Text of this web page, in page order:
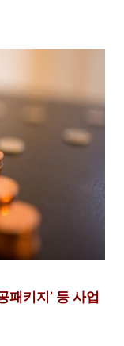
패키지’ 등 사업